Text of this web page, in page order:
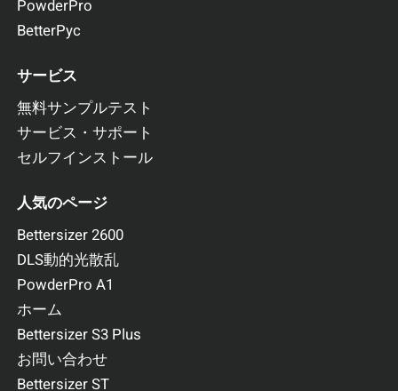
PowderPro
BetterPyc
サービス
無料サンプルテスト
サービス・サポート
セルフインストール
人気のページ
Bettersizer 2600
DLS動的光散乱
PowderPro A1
ホーム
Bettersizer S3 Plus
お問い合わせ
Bettersizer ST